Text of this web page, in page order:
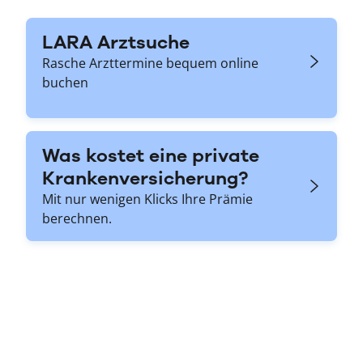
LARA Arztsuche
Rasche Arzttermine bequem online
buchen
Was kostet eine private
Krankenversicherung?
Mit nur wenigen Klicks Ihre Prämie
berechnen.